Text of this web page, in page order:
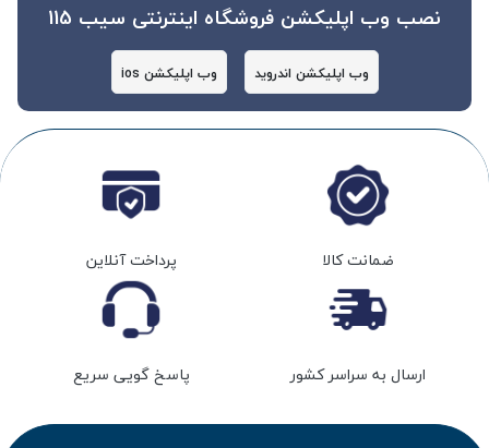
نصب وب اپلیکشن فروشگاه اینترنتی سیب 115
وب اپلیکشن اندروید وب اپلیکشن ios
ضمانت کالا پرداخت آنلاین
ارسال به سراسر کشور پاسخ گویی سریع